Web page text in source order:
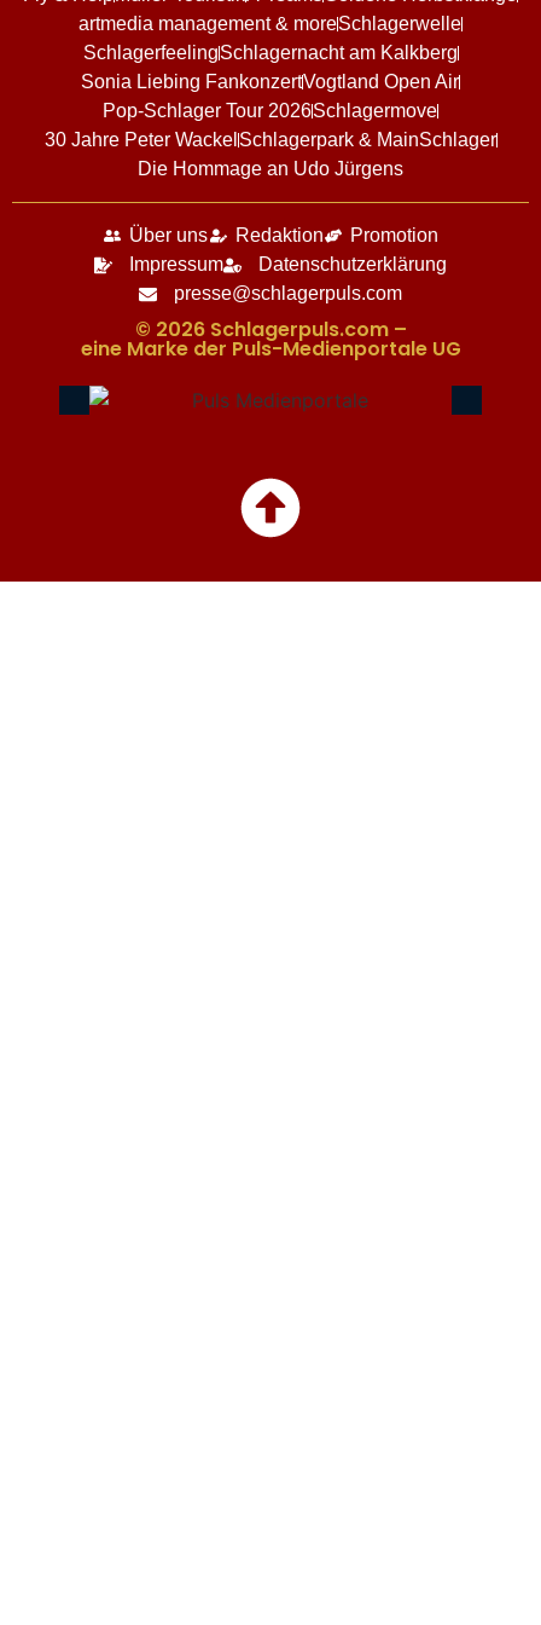
artmedia management & moreSchlagerwelle
SchlagerfeelingSchlagernacht am Kalkberg
Sonia Liebing FankonzertVogtland Open Air
Pop-Schlager Tour 2026Schlagermove
30 Jahre Peter Wackel Schlagerpark & MainSchlager
Die Hommage an Udo Jürgens
Über uns Redaktion
Promotion
Impressum
Datenschutzerklärung
presse@schlagerpuls.com
© 2026 Schlagerpuls.com –
eine Marke der Puls-Medienportale UG​